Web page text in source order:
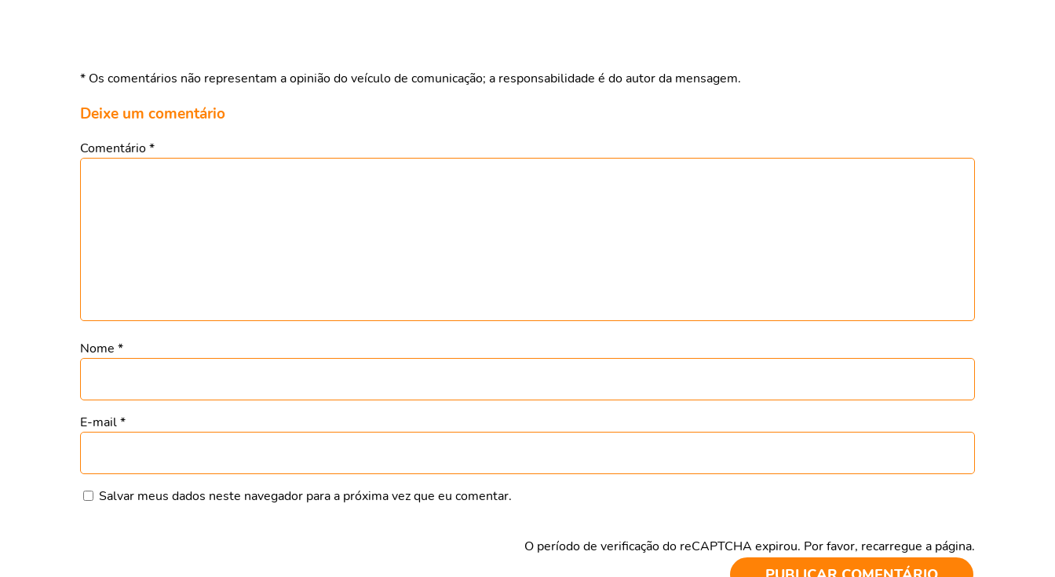
* Os comentários não representam a opinião do veículo de comunicação; a responsabilidade é do autor da mensagem.
Deixe um comentário
Comentário*
Nome *
E-mail*
Salvar meus dados neste navegador para a próxima vez que eu comentar.
O período de verificação do reCAPTCHA expirou. Por favor, recarregue a página.